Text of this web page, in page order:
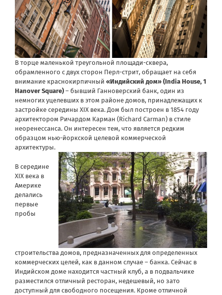
В торце маленькой треугольной площади-сквера,
обрамленного с двух сторон Перл-стрит, обращает на себя
внимание краснокирпичный «Индийский дом» (India House, 1
Hanover Square) – бывший Ганноверский банк, один из
немногих уцелевших в этом районе домов, принадлежащих к
застройке середины XIX века. Дом был построен в 1854 году
архитектором Ричардом Карман (Richard Carman) в стиле
неоренессанса. Он интересен тем, что является редким
образцом нью-йоркской целевой коммерческой
архитектуры.
В середине
XIX века в
Америке
делались
первые
пробы
строительства домов, предназначенных для определенных
коммерческих целей, как в данном случае – банка. Сейчас в
Индийском доме находится частный клуб, а в подвальчике
разместился отличный ресторан, недешевый, но зато
доступный для свободного посещения. Кроме отличной